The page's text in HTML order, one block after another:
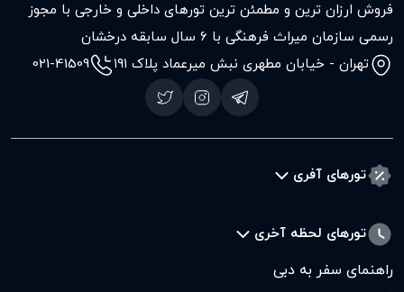
فروش ارزان ترین و مطمئن ترین تورهای داخلی و خارجی با مجوز
رسمی سازمان میراث فرهنگی با ۶ سال سابقه درخشان
تهران - خیابان مطهری نبش میرعماد پلاک ۱۹۱
021-41509
تورهای آفری
تورهای لحظه آخری
راهنمای سفر به دبی